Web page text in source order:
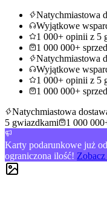
Natychmiastowa
Wyjątkowe
1 000+ opinii z 5
1 000 000+
Natychmiastowa
Wyjątkowe
1 000+ opinii z 5
1 000 000+
Natychmiastowa
5 gwiazdkami
1 000
Karty podarunkowe już
ograniczona ilość!